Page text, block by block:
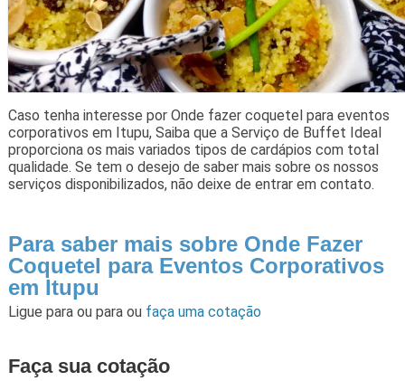
Caso tenha interesse por Onde fazer coquetel para eventos
corporativos em Itupu, Saiba que a Serviço de Buffet Ideal
proporciona os mais variados tipos de cardápios com total
qualidade. Se tem o desejo de saber mais sobre os nossos
serviços disponibilizados, não deixe de entrar em contato.
Para saber mais sobre Onde Fazer
Coquetel para Eventos Corporativos
em Itupu
Ligue para ou para ou faça uma cotação
Faça sua cotação